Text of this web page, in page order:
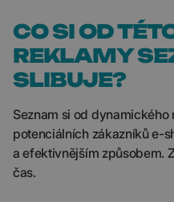
CO SI OD
REKLAMY
SLIBUJE?
Seznam si od
potenciálních zákazníků e-
a efektivnějším způsobem.
čas.